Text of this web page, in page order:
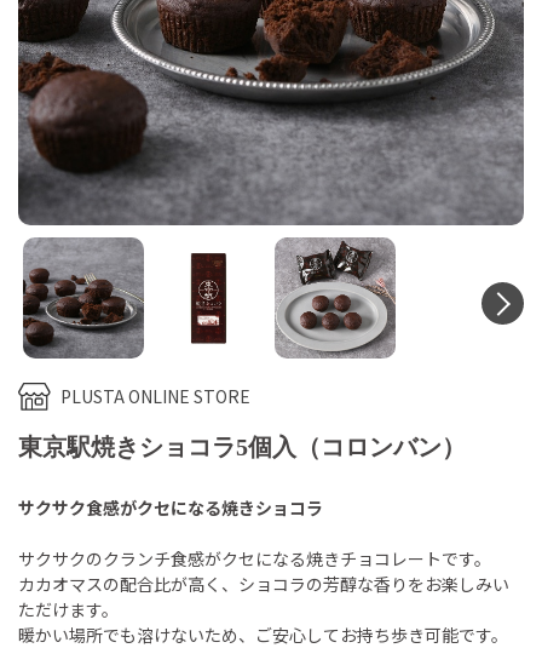
PLUSTA ONLINE STORE
東京駅焼きショコラ5個入（コロンバン）
サクサク食感がクセになる焼きショコラ
サクサクのクランチ食感がクセになる焼きチョコレートです。
カカオマスの配合比が高く、ショコラの芳醇な香りをお楽しみい
ただけます。
暖かい場所でも溶けないため、ご安心してお持ち歩き可能です。